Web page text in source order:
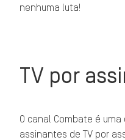
nenhuma luta!
TV por
O canal Combate é
assinantes de TV por